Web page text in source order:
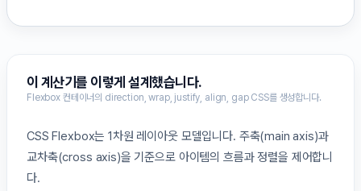
이 계산기를 이렇게 설계했습니다.
Flexbox 컨테이너의 direction, wrap, justify, align, gap CSS를 생성합니다.
CSS Flexbox는 1차원 레이아웃 모델입니다. 주축(main axis)과
교차축(cross axis)을 기준으로 아이템의 흐름과 정렬을 제어합니
다.